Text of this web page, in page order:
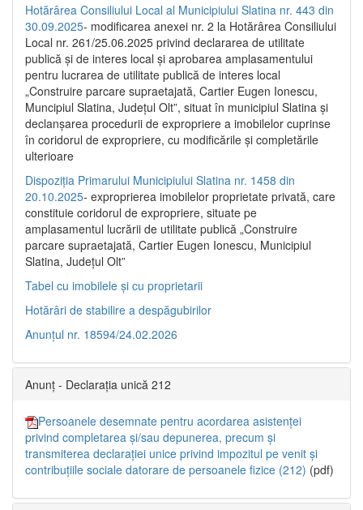
Hotărârea Consiliului Local al Municipiului Slatina nr. 443 din
30.09.2025- modificarea anexei nr. 2 la Hotărârea Consiliului
Local nr. 261/25.06.2025 privind declararea de utilitate
publică şi de interes local şi aprobarea amplasamentului
pentru lucrarea de utilitate publică de interes local
„Construire parcare supraetajată, Cartier Eugen Ionescu,
Muncipiul Slatina, Judeţul Olt”, situat în municipiul Slatina şi
declanşarea procedurii de expropriere a imobilelor cuprinse
în coridorul de expropriere, cu modificările şi completările
ulterioare
Dispoziția Primarului Municipiului Slatina nr. 1458 din
20.10.2025- exproprierea imobilelor proprietate privată, care
constituie coridorul de expropriere, situate pe
amplasamentul lucrării de utilitate publică „Construire
parcare supraetajată, Cartier Eugen Ionescu, Municipiul
Slatina, Județul Olt”
Tabel cu imobilele și cu proprietarii
Hotărâri de stabilire a despăgubirilor
Anunțul nr. 18594/24.02.2026
Anunț - Declarația unică 212
Persoanele desemnate pentru acordarea asistenței
privind completarea și/sau depunerea, precum și
transmiterea declarației unice privind impozitul pe venit și
contribuțiile sociale datorare de persoanele fizice (212) (pdf)